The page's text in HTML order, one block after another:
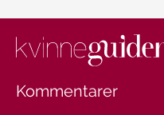
Kommentarer